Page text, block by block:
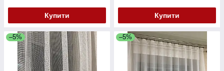
Купити Купити
–5% –5%